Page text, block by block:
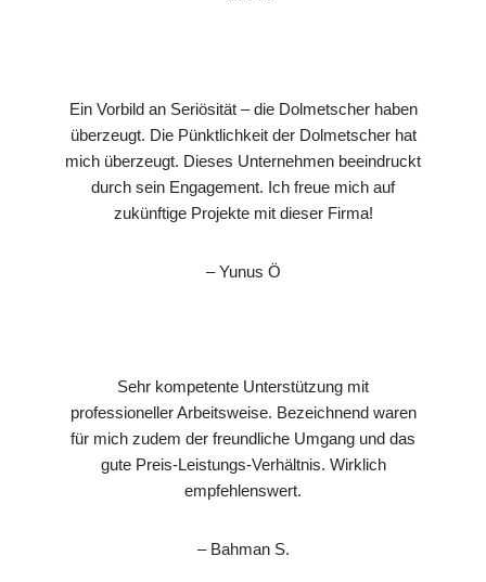
Ein Vorbild an Seriösität – die Dolmetscher haben
überzeugt. Die Pünktlichkeit der Dolmetscher hat
mich überzeugt. Dieses Unternehmen beeindruckt
durch sein Engagement. Ich freue mich auf
zukünftige Projekte mit dieser Firma!
– Yunus Ö
Sehr kompetente Unterstützung mit
professioneller Arbeitsweise. Bezeichnend waren
für mich zudem der freundliche Umgang und das
gute Preis-Leistungs-Verhältnis. Wirklich
empfehlenswert.
– Bahman S.